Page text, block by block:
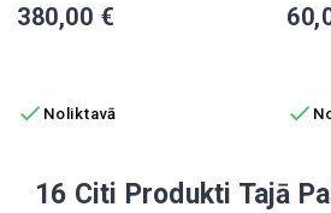
Cena
380,00 €
 Noliktavā 
16 Citi Produkti Tajā